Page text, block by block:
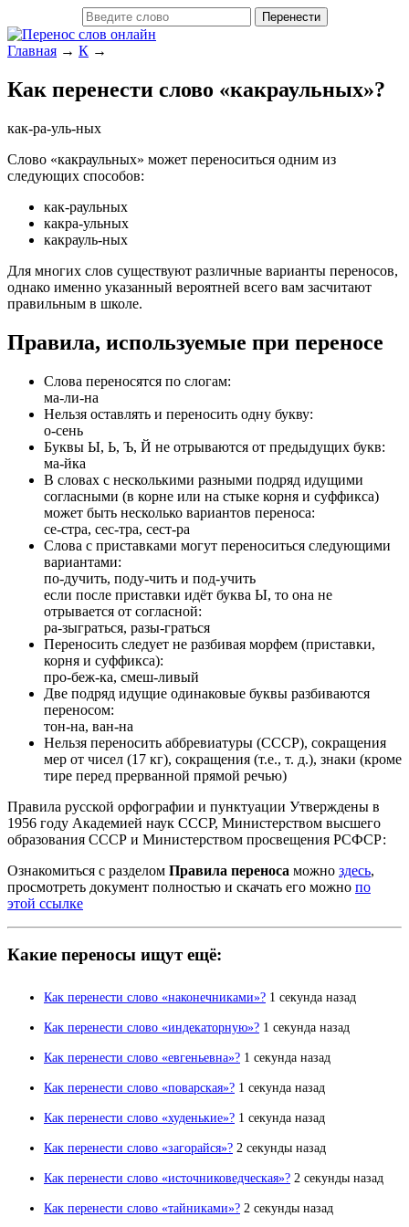
Главная → К →
Как перенести слово «какраульных»?
как-ра-уль-ных
Слово «какраульных» может переноситься одним из
следующих способов:
как-раульных
какра-ульных
какрауль-ных
Для многих слов существуют различные варианты переносов,
однако именно указанный вероятней всего вам засчитают
правильным в школе.
Правила, используемые при переносе
Слова переносятся по слогам:
ма-ли-на
Нельзя оставлять и переносить одну букву:
о-сень
Буквы Ы, Ь, Ъ, Й не отрываются от предыдущих букв:
ма-йка
В словах с несколькими разными подряд идущими
согласными (в корне или на стыке корня и суффикса)
может быть несколько вариантов переноса:
се-стра, сес-тра, сест-ра
Слова с приставками могут переноситься следующими
вариантами:
по-дучить, поду-чить и под-учить
если после приставки идёт буква Ы, то она не
отрывается от согласной:
ра-зыграться, разы-граться
Переносить следует не разбивая морфем (приставки,
корня и суффикса):
про-беж-ка, смеш-ливый
Две подряд идущие одинаковые буквы разбиваются
переносом:
тон-на, ван-на
Нельзя переносить аббревиатуры (СССР), сокращения
мер от чисел (17 кг), сокращения (т.е., т. д.), знаки (кроме
тире перед прерванной прямой речью)
Правила русской орфографии и пунктуации Утверждены в
1956 году Академией наук СССР, Министерством высшего
образования СССР и Министерством просвещения РСФСР:
Ознакомиться с разделом Правила переноса можно здесь,
просмотреть документ полностью и скачать его можно по
этой ссылке
Какие переносы ищут ещё:
Как перенести слово «наконечниками»? 1 секунда назад
Как перенести слово «индекаторную»? 1 секунда назад
Как перенести слово «евгеньевна»? 1 секунда назад
Как перенести слово «поварская»? 1 секунда назад
Как перенести слово «худенькие»? 1 секунда назад
Как перенести слово «загорайся»? 2 секунды назад
Как перенести слово «источниковедческая»? 2 секунды назад
Как перенести слово «тайниками»? 2 секунды назад